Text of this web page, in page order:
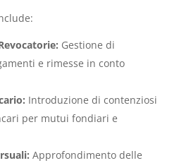
Gestione di
e rimesse in conto
Introduzione di contenziosi
per mutui fondiari e
Approfondimento delle